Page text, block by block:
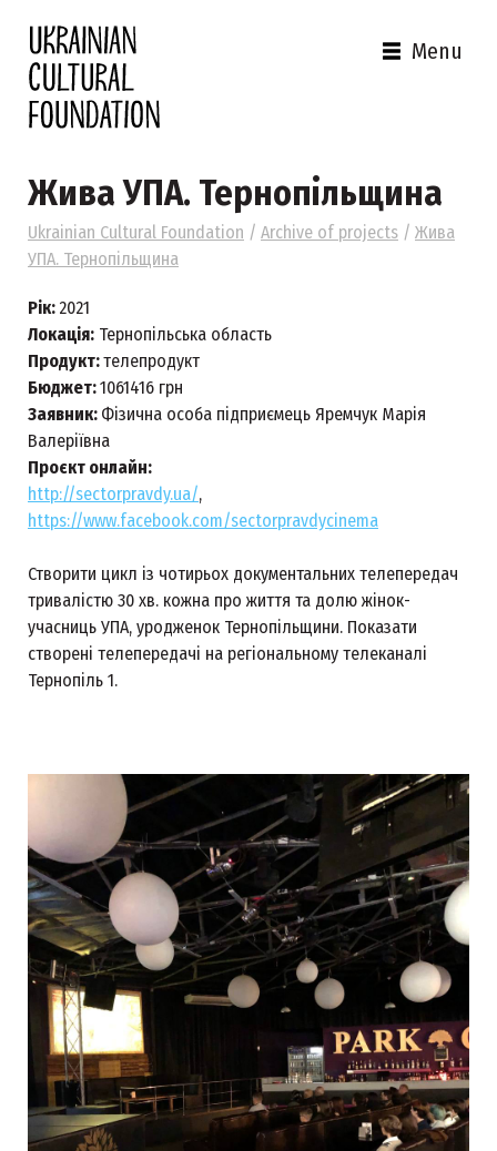
Menu
Жива УПА. Тернопільщина
Ukrainian Cultural Foundation / Archive of projects / Жива
УПА. Тернопільщина
Рік: 2021
Локація: Тернопільська область
Продукт:телепродукт
Бюджет:1061416 грн
Заявник: Фізична особа підприємець Яремчук Марія
Валеріївна
Проєкт онлайн:
http://sectorpravdy.ua/,
https://www.facebook.com/sectorpravdycinema
Створити цикл із чотирьох документальних телепередач
тривалістю 30 хв. кожна про життя та долю жінок-
учасниць УПА, уродженок Тернопільщини. Показати
створені телепередачі на регіональному телеканалі
Тернопіль 1.